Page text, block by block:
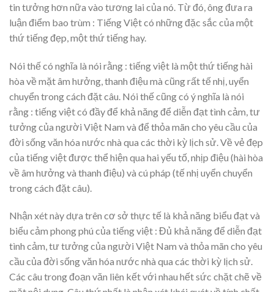
tin tưởng hơn nữa vào tương lai của nó. Từ đó, ông đưa ra
luận điểm bao trùm : Tiếng Việt có những đặc sắc của một
thứ tiếng đẹp, một thứ tiếng hay.
Nói thế có nghĩa là nói rằng : tiếng việt là một thứ tiếng hài
hòa về mặt âm hưởng, thanh điệu mà cũng rất tế nhị, uyển
chuyển trong cách đặt câu. Nói thế cũng có ý nghĩa là nói
rằng : tiếng việt có đầy để khả năng để diễn đạt tình cảm, tư
tưởng của người Việt Nam và để thỏa mãn cho yêu cầu của
đời sống văn hóa nước nhà qua các thời kỳ lịch sử. Về vẻ đẹp
của tiếng việt được thể hiện qua hai yếu tố, nhịp điệu (hài hòa
về âm hưởng và thanh điệu) và cú pháp (tế nhị uyển chuyển
trong cách đặt câu).
Nhận xét này dựa trên cơ sở thực tế là khả năng biểu đạt và
biểu cảm phong phú của tiếng việt : Đủ khả năng để diễn đạt
tình cảm, tư tưởng của người Việt Nam và thỏa mãn cho yêu
cầu của đời sống văn hóa nước nhà qua các thời kỳ lịch sử.
Các câu trong đoạn văn liên kết với nhau hết sức chặt chẽ về